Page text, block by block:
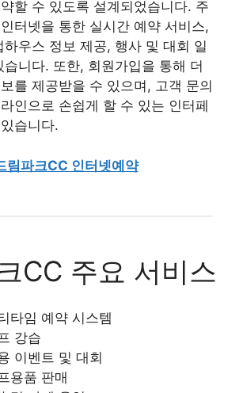
할 수 있도록 설계되었습니다. 주
터넷을 통한 실시간 예약 서비스,
하우스 정보 제공, 행사 및 대회 일
니다. 또한, 회원가입을 통해 더
를 제공받을 수 있으며, 고객 문의
인으로 손쉽게 할 수 있는 인터페
습니다.
림파크CC 인터넷예약
CC 주요 서비스
타임 예약 시스템
강습
이벤트 및 대회
용품 판매